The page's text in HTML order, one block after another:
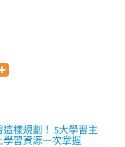
這樣規劃！ 5大學習主
學習資源一次掌握